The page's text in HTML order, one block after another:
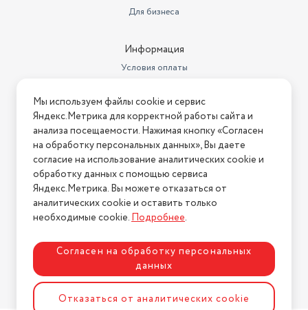
Для бизнеса
Информация
Условия оплаты
Условия возврата
Нашли ошибку на сайте? Напишите нам
2026 © Интернет-магазин "АстМаркет". У нас есть всё!
Политика конфиденциальности
Разработка сайтаASTDESIGN
Мы используем файлы cookie и сервис
Яндекс.Метрика для корректной работы сайта и
анализа посещаемости. Нажимая кнопку «Согласен
на обработку персональных данных», Вы даете
согласие на использование аналитических cookie и
обработку данных с помощью сервиса
Яндекс.Метрика. Вы можете отказаться от
аналитических cookie и оставить только
необходимые cookie.Подробнее.
Согласен на обработку персональных
данных
Отказаться от аналитических cookie